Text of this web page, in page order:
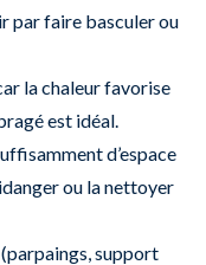
par faire basculer ou
la chaleur favorise
est idéal.
d’espace
ou la nettoyer
support